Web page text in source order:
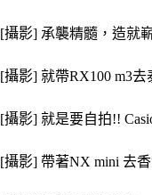
[攝影] 承襲精髓，造就
[攝影] 就帶RX100 m3
[攝影] 就是要自拍!!
[攝影] 帶著NX mini 去